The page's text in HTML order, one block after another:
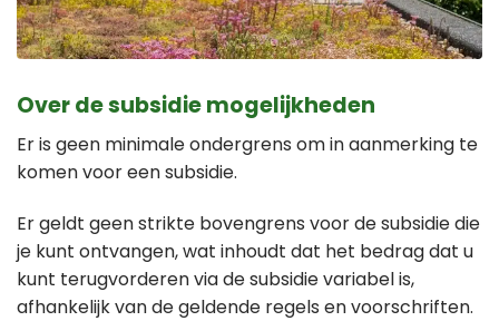
Over de subsidie mogelijkheden
Er is geen minimale ondergrens om in aanmerking te
komen voor een subsidie.
Er geldt geen strikte bovengrens voor de subsidie die
je kunt ontvangen, wat inhoudt dat het bedrag dat u
kunt terugvorderen via de subsidie variabel is,
afhankelijk van de geldende regels en voorschriften.